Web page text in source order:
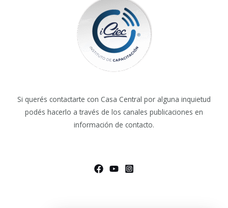
Si querés contactarte con Casa Central por alguna inquietud
podés hacerlo a través de los canales publicaciones en
información de contacto.